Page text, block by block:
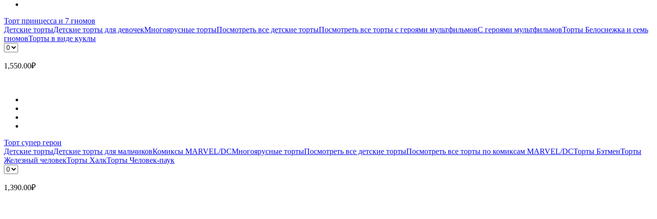
Торт принцесса и 7 гномов
Детские тортыДетские торты для девочекМногоярусные тортыПосмотреть все детские тортыПосмотреть все торты с героями мультфильмовС героями мультфильмовТорты Белоснежка и семь
гномовТорты в виде куклы
1,550.00₽
Торт супер герои
Детские тортыДетские торты для мальчиковКомиксы MARVEL/DCМногоярусные тортыПосмотреть все детские тортыПосмотреть все торты по комиксам MARVEL/DCТорты БэтменТорты
Железный человекТорты ХалкТорты Человек-паук
1,390.00₽